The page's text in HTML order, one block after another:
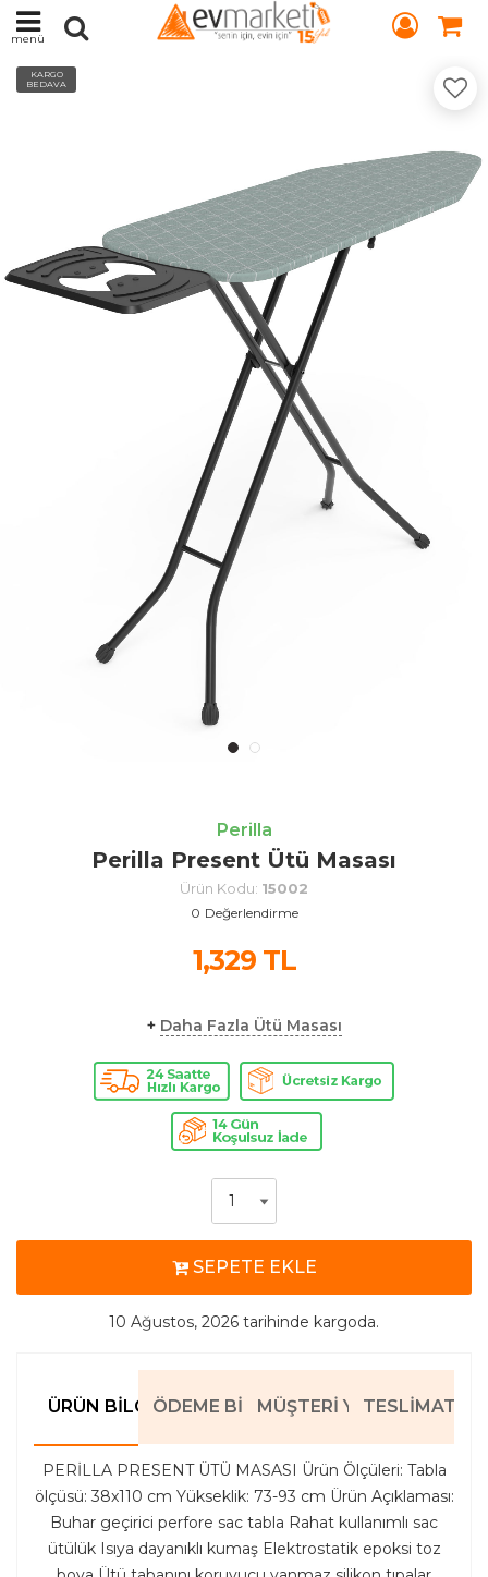
menü
KARGO
BEDAVA
Perilla
Perilla Present Ütü Masası
Ürün Kodu: 15002
0 Değerlendirme
1,329TL
+ Daha Fazla Ütü Masası
SEPETE EKLE
10 Ağustos, 2026 tarihinde kargoda.
ÜRÜN BILGILERIÖDEME BILGILERIMÜŞTERI YORUMLARI
TESLIMAT
PERİLLA PRESENT ÜTÜ MASASI Ürün Ölçüleri: Tabla
ölçüsü: 38x110 cm Yükseklik: 73-93 cm Ürün Açıklaması:
Buhar geçirici perfore sac tabla Rahat kullanımlı sac
ütülük Isıya dayanıklı kumaş Elektrostatik epoksi toz